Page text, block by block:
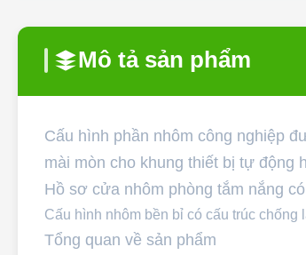
Mô tả sản phẩm
Cấu hình phần nhôm công nghiệp
mài mòn cho khung thiết bị tự động
Hồ sơ cửa nhôm phòng tắm nắng
Cấu hình nhôm bền bỉ có cấu trúc
Tổng quan về sản phẩm